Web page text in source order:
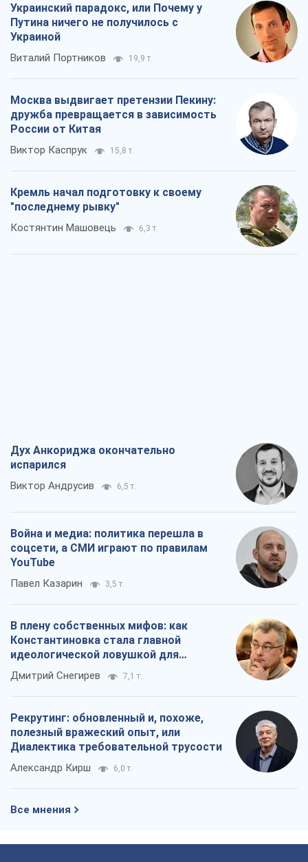
Украинский парадокс, или Почему у
Путина ничего не получилось с
Украиной
Виталий Портников 19,9 т.
Москва выдвигает претензии Пекину:
дружба превращается в зависимость
России от Китая
Виктор Каспрук 15,8 т.
Кремль начал подготовку к своему
"последнему рывку"
Костянтин Машовець 6,3 т.
Дух Анкориджа окончательно
испарился
Виктор Андрусив 6,5 т.
Война и медиа: политика перешла в
соцсети, а СМИ играют по правилам
YouTube
Павел Казарин 3,5 т.
В плену собственных мифов: как
Константиновка стала главной
идеологической ловушкой для
российских оккупантов
Дмитрий Снегирев 7,1 т.
Рекрутинг: обновленный и, похоже,
полезный вражеский опыт, или
Диалектика требовательной трусости
Александр Кирш 6,0 т.
Все мнения